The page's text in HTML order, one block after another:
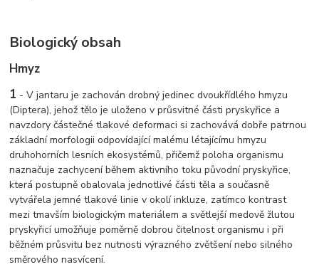
Biologický obsah
Hmyz
1 - V jantaru je zachován drobný jedinec dvoukřídlého hmyzu
(Diptera), jehož tělo je uloženo v průsvitné části pryskyřice a
navzdory částečné tlakové deformaci si zachovává dobře patrnou
základní morfologii odpovídající malému létajícímu hmyzu
druhohorních lesních ekosystémů, přičemž poloha organismu
naznačuje zachycení během aktivního toku původní pryskyřice,
která postupně obalovala jednotlivé části těla a současně
vytvářela jemné tlakové linie v okolí inkluze, zatímco kontrast
mezi tmavším biologickým materiálem a světlejší medově žlutou
pryskyřicí umožňuje poměrně dobrou čitelnost organismu i při
běžném průsvitu bez nutnosti výrazného zvětšení nebo silného
směrového nasvícení.